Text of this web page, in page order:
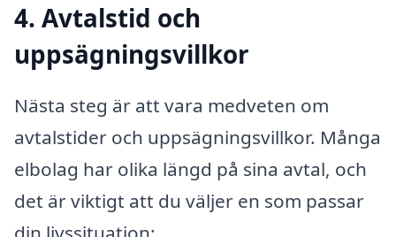
4. Avtalstid och
uppsägningsvillkor
Nästa steg är att vara medveten om
avtalstider och uppsägningsvillkor. Många
elbolag har olika längd på sina avtal, och
det är viktigt att du väljer en som passar